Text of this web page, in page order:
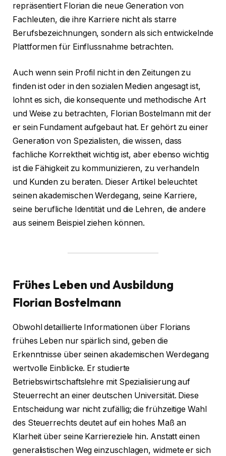
repräsentiert Florian die neue Generation von
Fachleuten, die ihre Karriere nicht als starre
Berufsbezeichnungen, sondern als sich entwickelnde
Plattformen für Einflussnahme betrachten.
Auch wenn sein Profil nicht in den Zeitungen zu
finden ist oder in den sozialen Medien angesagt ist,
lohnt es sich, die konsequente und methodische Art
und Weise zu betrachten, Florian Bostelmann mit der
er sein Fundament aufgebaut hat. Er gehört zu einer
Generation von Spezialisten, die wissen, dass
fachliche Korrektheit wichtig ist, aber ebenso wichtig
ist die Fähigkeit zu kommunizieren, zu verhandeln
und Kunden zu beraten. Dieser Artikel beleuchtet
seinen akademischen Werdegang, seine Karriere,
seine berufliche Identität und die Lehren, die andere
aus seinem Beispiel ziehen können.
Frühes Leben und Ausbildung
Florian Bostelmann
Obwohl detaillierte Informationen über Florians
frühes Leben nur spärlich sind, geben die
Erkenntnisse über seinen akademischen Werdegang
wertvolle Einblicke. Er studierte
Betriebswirtschaftslehre mit Spezialisierung auf
Steuerrecht an einer deutschen Universität. Diese
Entscheidung war nicht zufällig; die frühzeitige Wahl
des Steuerrechts deutet auf ein hohes Maß an
Klarheit über seine Karriereziele hin. Anstatt einen
generalistischen Weg einzuschlagen, widmete er sich